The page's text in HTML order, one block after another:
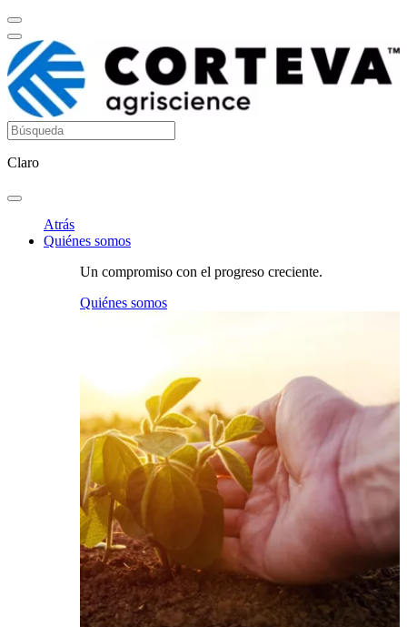
Claro
Atrás
Quiénes somos
Un compromiso con el progreso creciente.
Quiénes somos